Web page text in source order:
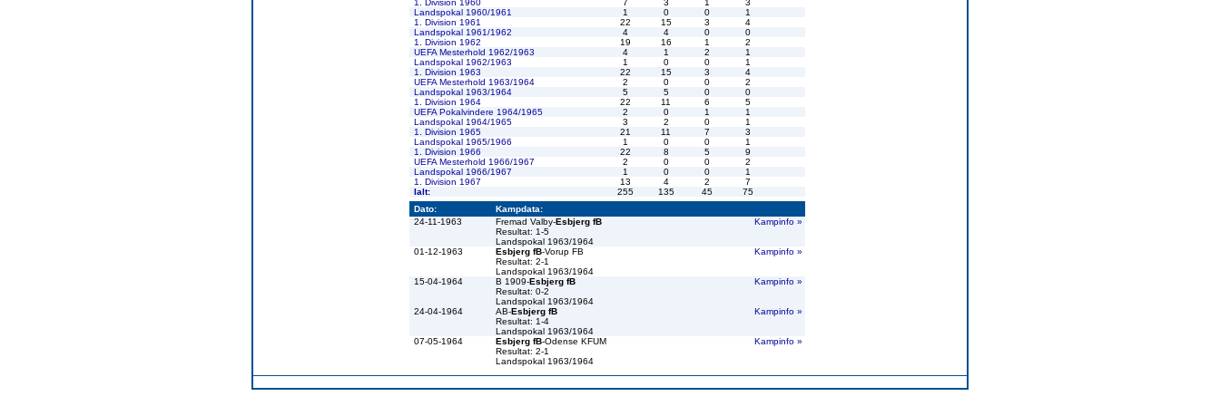
1. Division 1960
7 3 1
3
Landspokal 1960/1961
1 0 0
1
1. Division 1961
22 15 3
4
Landspokal 1961/1962
4 4 0
0
1. Division 1962
19 16 1
2
UEFA Mesterhold 1962/1963
4 1 2
1
Landspokal 1962/1963
1 0 0
1
1. Division 1963
22 15 3
4
UEFA Mesterhold 1963/1964
2 0 0
2
Landspokal 1963/1964
5 5 0
0
1. Division 1964
22 11 6
5
UEFA Pokalvindere 1964/1965
2 0 1
1
Landspokal 1964/1965
3 2 0
1
1. Division 1965
21 11 7
3
Landspokal 1965/1966
1 0 0
1
1. Division 1966
22 8 5
9
UEFA Mesterhold 1966/1967
2 0 0
2
Landspokal 1966/1967
1 0 0
1
1. Division 1967
13 4 2
7
Ialt:
255 135 45
75
Dato:
Kampdata:
24-11-1963
Fremad Valby-Esbjerg fB
Resultat: 1-5
Landspokal 1963/1964
Kampinfo »
01-12-1963 Esbjerg fB-Vorup FB
Resultat: 2-1
Landspokal 1963/1964
Kampinfo »
15-04-1964 B 1909-Esbjerg fB
Resultat: 0-2
Landspokal 1963/1964
Kampinfo »
24-04-1964 AB-Esbjerg fB
Resultat: 1-4
Landspokal 1963/1964
Kampinfo »
07-05-1964 Esbjerg fB-Odense KFUM
Resultat: 2-1
Landspokal 1963/1964
Kampinfo »